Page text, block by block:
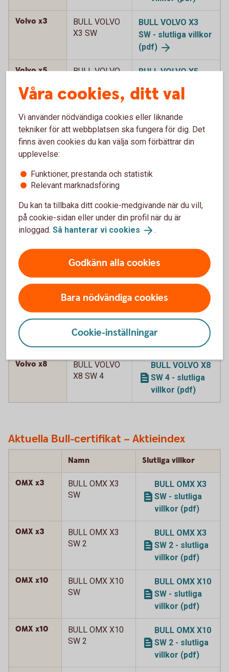
Volvo x3
BULL VOLVO
X3 SW
BULL VOLVO X3
SW - slutliga villkor
(pdf)
Volvo x5
BULL VOLVO
BULL VOLVO X5
(pdf)
Volvo x5
BULL VOLVO
X5 SW 2
BULL VOLVO X5
SW 2 - slutliga
villkor (pdf)
Volvo x5
BULL VOLVO
X5 SW 3
Volvo x8
BULL VOLVO
X8 SW
BULL VOLVO X8
SW - slutliga villkor
Volvo x8
BULL VOLVO
X8 SW 2
BULL VOLVO X8 SW
2 - slutliga
villkor (pdf)
Volvo x8
BULL VOLVO
X8 SW 3
BULL VOLVO X8
SW 3 - slutliga
Volvo x8
BULL VOLVO
X8 SW 4
BULL VOLVO X8
SW 4 - slutliga
villkor (pdf)
Aktuella Bull-certifikat – Aktieindex
Namn Slutliga villkor
OMX x3
BULL OMX X3
SW
BULL OMX X3
SW - slutliga
villkor (pdf)
OMX x3
BULL OMX X3
SW 2
BULL OMX X3
SW 2 - slutliga
villkor (pdf)
OMX x10
BULL OMX X10
SW
BULL OMX X10
SW - slutliga
villkor (pdf)
OMX x10
BULL OMX X10
SW 2
BULL OMX X10
SW 2 - slutliga
villkor (pdf)
Våra cookies, ditt val
Vi använder nödvändiga cookies eller liknande
tekniker för att webbplatsen ska fungera för dig. Det
finns även cookies du kan välja som förbättrar din
upplevelse:
Funktioner, prestanda och statistik
Relevant marknadsföring
Du kan ta tillbaka ditt cookie-medgivande när du vill,
på cookie-sidan eller under din profil när du är
inloggad. Så hanterar vi cookies .
Godkänn alla cookies
Bara nödvändiga cookies
Cookie-inställningar